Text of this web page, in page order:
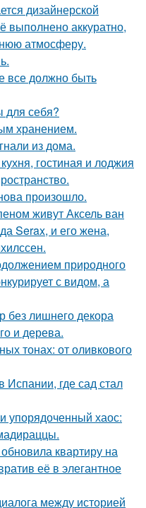
дизайнерской
выполнено аккуратно,
атмосферу.
все должно быть
для себя?
хранением.
из дома.
гостиная и лоджия
произошло.
живут Аксель ван
Serax, и его жена,
природного
с видом, а
без лишнего декора
и дерева.
тонах: от оливкового
Испании, где сад стал
упорядоченный хаос:
квартиру на
её в элегантное
между историей